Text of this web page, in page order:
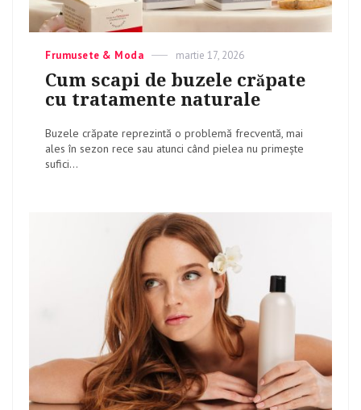
Categories
Frumusete & Moda
Posted
on
martie 17, 2026
Cum scapi de buzele crăpate
cu tratamente naturale
Buzele crăpate reprezintă o problemă frecventă, mai
ales în sezon rece sau atunci când pielea nu primește
sufici...